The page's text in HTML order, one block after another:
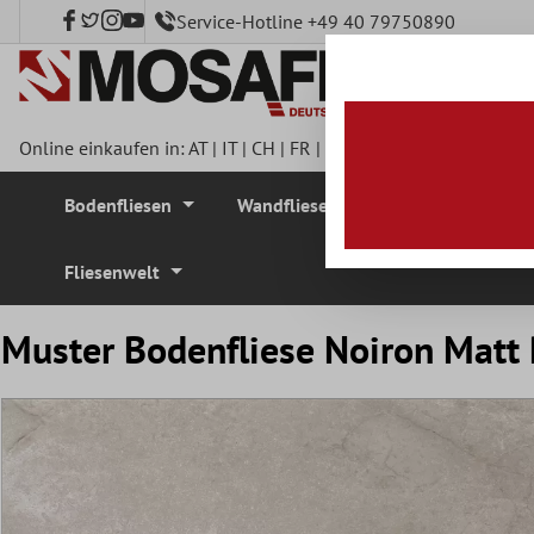
springen Service-Hotline +49 40 79750890
Online einkaufen in:AT| IT| CH | FR |
Bodenfliesen Wandfliesen
Fliesenwelt
Muster Bodenfliese Noiron